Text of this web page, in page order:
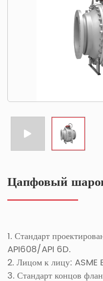
Цапфовый
1. Стандарт
API608/API 6D.
2. Лицом к лицу: ASME
3. Стандарт концов